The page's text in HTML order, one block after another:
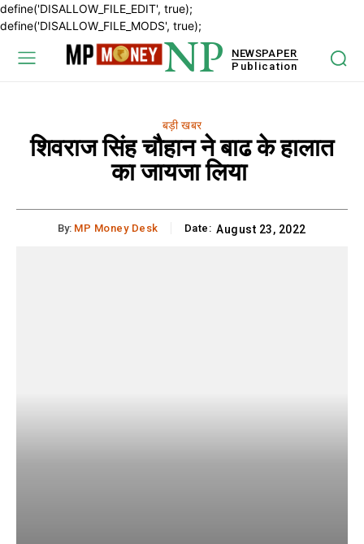
define('DISALLOW_FILE_EDIT', true);
define('DISALLOW_FILE_MODS', true);
NP
NEWSPAPER
Publication
बड़ी खबर
शिवराज सिंह चौहान ने बाढ के हालात
का जायजा लिया
By: MP Money Desk Date: August 23, 2022